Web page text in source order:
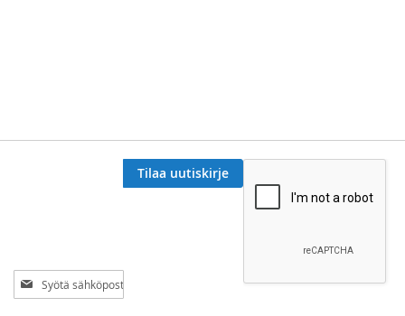
Tilaa
uutiskirjeemme:
Tilaa uutiskirje